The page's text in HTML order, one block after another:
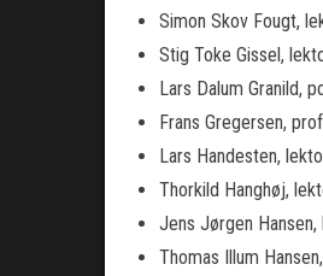
Simon Skov Fougt,
Stig Toke Gissel,
Lars Dalum Granild,
Frans Gregersen,
Lars Handesten,
Thorkild Hanghøj,
Jens Jørgen Hansen,
Thomas Illum